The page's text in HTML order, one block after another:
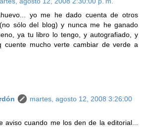
yo me he dado cuenta de otros
sólo del blog) y nunca me he ganado
ya tu libro lo tengo, y autografiado, y
cuente mucho verte cambiar de verde a
martes, agosto 12, 2008 3:26:00
aviso cuando me los den de la editorial...